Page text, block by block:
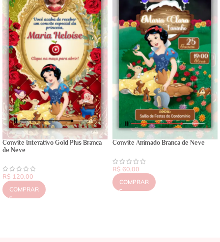
Convite Interativo Gold Plus Branca
de Neve
R$ 120,00
COMPRAR
Convite Animado Branca de Neve
R$ 60,00
COMPRAR